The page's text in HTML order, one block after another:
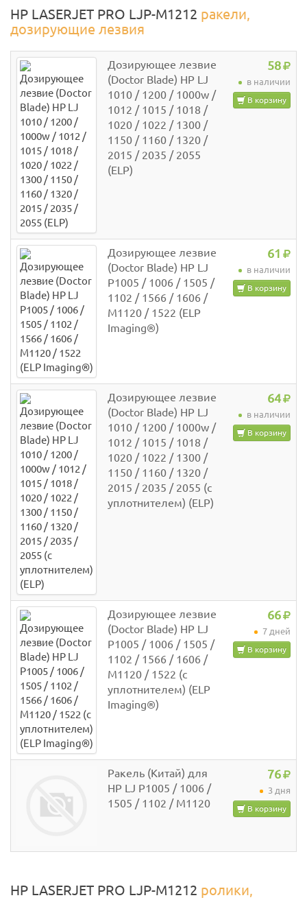
HP LASERJET PRO LJP-M1212 ракели,
дозирующие лезвия
Дозирующее лезвие
(Doctor Blade) HP LJ
1010 / 1200 / 1000w /
1012 / 1015 / 1018 /
1020 / 1022 / 1300 /
1150 / 1160 / 1320 /
2015 / 2035 / 2055
(ELP)
58
в наличии
В корзину
Дозирующее лезвие
(Doctor Blade) HP LJ
P1005 / 1006 / 1505 /
1102 / 1566 / 1606 /
M1120 / 1522 (ELP
Imaging®)
61
в наличии
В корзину
Дозирующее лезвие
(Doctor Blade) HP LJ
1010 / 1200 / 1000w /
1012 / 1015 / 1018 /
1020 / 1022 / 1300 /
1150 / 1160 / 1320 /
2015 / 2035 / 2055 (с
уплотнителем) (ELP)
64
в наличии
В корзину
Дозирующее лезвие
(Doctor Blade) HP LJ
P1005 / 1006 / 1505 /
1102 / 1566 / 1606 /
M1120 / 1522 (с
уплотнителем) (ELP
Imaging®)
66
7 дней
В корзину
Ракель (Китай) для
HP LJ P1005 / 1006 /
1505 / 1102 / M1120
76
3 дня
В корзину
HP LASERJET PRO LJP-M1212 ролики,